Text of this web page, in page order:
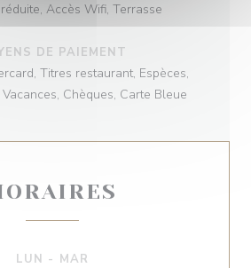
Accès Wifi, Terrasse
DE PAIEMENT
Titres restaurant, Espèces,
Chèques, Carte Bleue
LUN - MAR